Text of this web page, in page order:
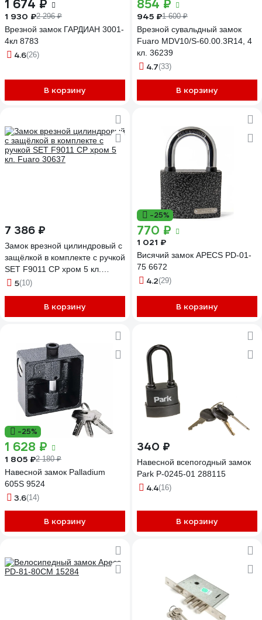
1 674 ₽
1 930 ₽2 296 ₽
Врезной замок ГАРДИАН 3001-
4кл 8783
4.6(26)
В корзину
854 ₽
945 ₽1 600 ₽
Врезной сувальдный замок
Fuaro MDV10/S-60.00.3R14, 4
кл. 36239
4.7(33)
В корзину
7 386 ₽
Замок врезной цилиндровый с
защёлкой в комплекте с ручкой
SET F9011 CP хром 5 кл.
Fuaro 30637
5(10)
В корзину
-25%
770 ₽
1 021 ₽
Висячий замок APECS PD-01-
75 6672
4.2(29)
В корзину
-25%
1 628 ₽
1 805 ₽2 180 ₽
Навесной замок Palladium
605S 9524
3.6(14)
В корзину
340 ₽
Навесной всепогодный замок
Park P-0245-01 288115
4.4(16)
В корзину